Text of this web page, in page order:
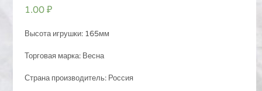
1.00₽
Высота игрушки: 165мм
Торговая марка: Весна
Страна производитель: Россия